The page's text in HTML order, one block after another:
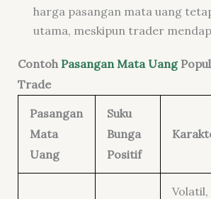
harga pasangan mata uang
utama, meskipun trader
Contoh Pasangan Mata Uang
Trade
Pasangan
Mata
Uang
Suku
Bunga
Positif